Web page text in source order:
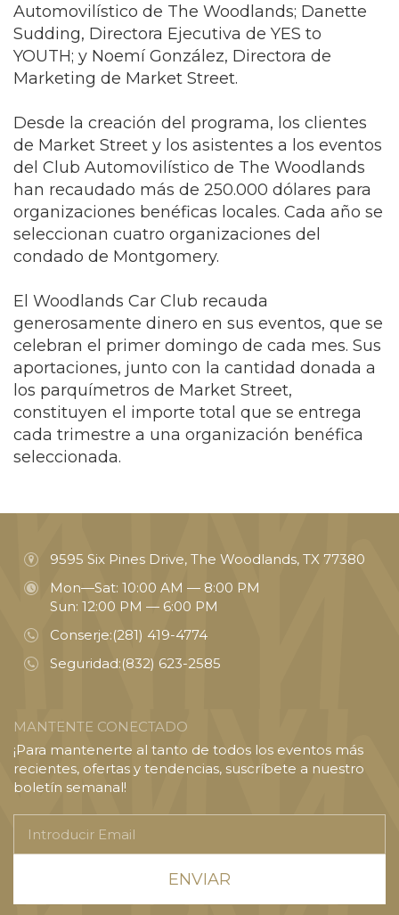
Automovilístico de The Woodlands; Danette
Sudding, Directora Ejecutiva de YES to
YOUTH; y Noemí González, Directora de
Marketing de Market Street.
Desde la creación del programa, los clientes
de Market Street y los asistentes a los eventos
del Club Automovilístico de The Woodlands
han recaudado más de 250.000 dólares para
organizaciones benéficas locales. Cada año se
seleccionan cuatro organizaciones del
condado de Montgomery.
El Woodlands Car Club recauda
generosamente dinero en sus eventos, que se
celebran el primer domingo de cada mes. Sus
aportaciones, junto con la cantidad donada a
los parquímetros de Market Street,
constituyen el importe total que se entrega
cada trimestre a una organización benéfica
seleccionada.
9595 Six Pines Drive, The Woodlands, TX 77380
Mon—Sat: 10:00 AM — 8:00 PM
Sun: 12:00 PM — 6:00 PM
Conserje:(281) 419-4774
Seguridad:(832) 623-2585
MANTENTE CONECTADO
¡Para mantenerte al tanto de todos los eventos más
recientes, ofertas y tendencias, suscríbete a nuestro
boletín semanal!
Email